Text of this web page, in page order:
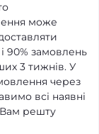
може
90% замовлень
3 тижнів. У
через
всі наявні
Вам решту